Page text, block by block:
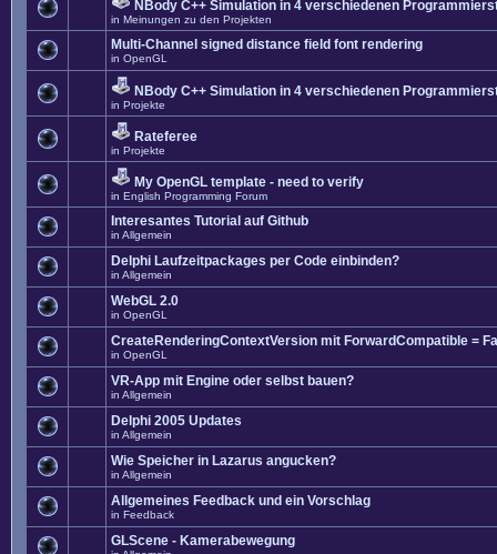
NBody C++ Simulation in 4 verschiedenen
in Meinungen zu den Projekten
Multi-Channel signed distance field font rendering
in OpenGL
NBody C++ Simulation in 4 verschiedenen
in Projekte
Rateferee
in Projekte
My OpenGL template - need to verify
in English Programming Forum
Interesantes Tutorial auf Github
in Allgemein
Delphi Laufzeitpackages per Code einbinden?
in Allgemein
WebGL 2.0
in OpenGL
CreateRenderingContextVersion mit ForwardCompatible =
in OpenGL
VR-App mit Engine oder selbst bauen?
in Allgemein
Delphi 2005 Updates
in Allgemein
Wie Speicher in Lazarus angucken?
in Allgemein
Allgemeines Feedback und ein Vorschlag
in Feedback
GLScene - Kamerabewegung